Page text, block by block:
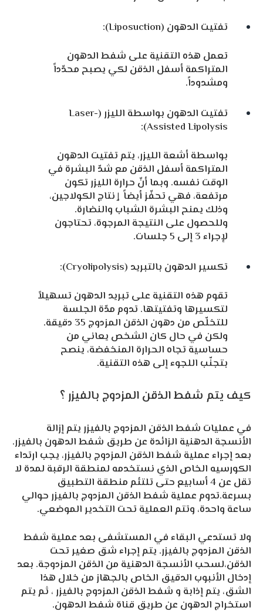
تفتيت الدهون (Liposuction):
تعمل هذه التقنية على شفط الدهون
المتراكمة أسفل الذقن لكي يصبح محدّداً
ومشدوداً.
تفتيت الدهون بواسطة الليزر (Laser-
Assisted Lipolysis):
بواسطة أشعة الليزر، يتم تفتيت الدهون
المتراكمة أسفل الذقن مع شدّ البشرة في
الوقت نفسه. وبما أنّ حرارة الليزر تكون
مرتفعة، فهي تحفّز أيضاً ٳنتاج الكولاجين،
وذلك يمنح البشرة الشباب والنضارة.
وللحصول على النتيجة المرجوة، تحتاجون
لإجراء 3 إلى 5 جلسات.
تكسير الدهون بالتبريد (Cryolipolysis):
تقوم هذه التقنية على تبريد الدهون تسهيلاً
لتكسيرها وتفتيتها. تدوم مدّة الجلسة
للتخلّص من دهون الذقن المزدوج 35 دقيقة.
ولكن في حال كان الشخص يعاني من
حساسية تجاه الحرارة المنخفضة، ينصح
بتجنّب اللجوء إلى هذه التقنية.
كيف يتم شفط الذقن المزدوج بالفيزر ؟
في عمليات شفط الذقن المزدوج بالفيزر يتم إزالة
الأنسجة الدهنية الزائدة عن طريق شفط الدهون بالفيزر.
بعد إجراء عملية شفط الذقن المزدوج بالفيزر، يجب ارتداء
الكورسيه الخاص الذي نستخدمه لمنطقة الرقبة لمدة لا
تقل عن 4 أسابيع حتى تلتئم منطقة التطبيق
بسرعة.تدوم عملية شفط الذقن المزدوج بالفيزر حوالي
ساعة واحدة، وتتم العملية تحت التخدير الموضعي.
ولا تستدعي البقاء في المستشفى بعد عملية شفط
الذقن المزدوج بالفيزر. يتم إجراء شق صغير تحت
الذقن،لسحب الأنسجة الدهنية من الذقن المزدوجة. بعد
إدخال الأنبوب الدقيق الخاص بالجهاز من خلال هذا
الشق، يتم إذابة و شفط الذقن المزدوج بالفيزر ، ثم يتم
استخراج الدهون عن طريق قناة شفط الدهون.